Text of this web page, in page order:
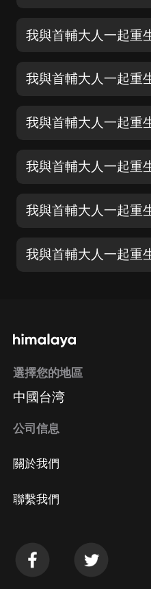
我與首輔大人一起重
我與首輔大人一起重
選擇您的地區
中國台湾
公司信息
關於我們
聯繫我們